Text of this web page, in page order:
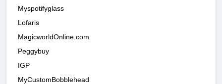
Myspotifyglass
Lofaris
MagicworldOnline.com
Peggybuy
IGP
MyCustomBobblehead